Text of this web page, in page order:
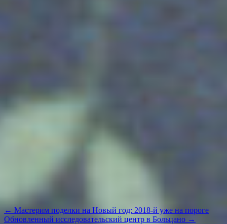
Навигация
по
← Мастерим поделки на Новый год: 2018-й уже на пороге
Обновленный исследовательский центр в Больцано →